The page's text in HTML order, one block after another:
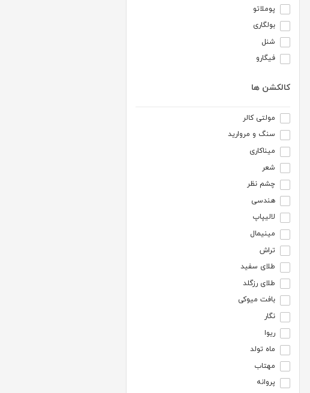
پوملاتو
بولگاری
شنل
فیگارو
کالکشن ها
مولتی کالر
سنگ و مروارید
میناکاری
شعر
چشم نظر
هندسی
لالیپاپ
مینیمال
تراش
طلای سفید
طلای رزگلد
بافت میوکی
نگار
ریوا
ماه تولد
مهتاب
پروانه